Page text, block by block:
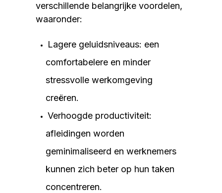
verschillende belangrijke voordelen,
waaronder:
Lagere geluidsniveaus: een
comfortabelere en minder
stressvolle werkomgeving
creëren.
Verhoogde productiviteit:
afleidingen worden
geminimaliseerd en werknemers
kunnen zich beter op hun taken
concentreren.